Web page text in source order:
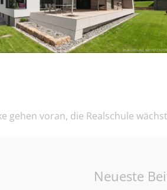
gehen voran, die Realschule wächst
Neueste